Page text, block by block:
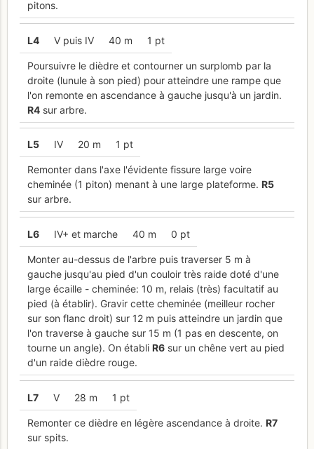
pitons.
L4 V puis IV 40 m 1 pt
Poursuivre le dièdre et contourner un surplomb par la
droite (lunule à son pied) pour atteindre une rampe que
l'on remonte en ascendance à gauche jusqu'à un jardin.
R4sur arbre.
L5 IV 20 m 1 pt
Remonter dans l'axe l'évidente fissure large voire
cheminée (1 piton) menant à une large plateforme. R5
sur arbre.
L6 IV+ et marche 40 m 0 pt
Monter au-dessus de l'arbre puis traverser 5 m à
gauche jusqu'au pied d'un couloir très raide doté d'une
large écaille - cheminée: 10 m, relais (très) facultatif au
pied (à établir). Gravir cette cheminée (meilleur rocher
sur son flanc droit) sur 12 m puis atteindre un jardin que
l'on traverse à gauche sur 15 m (1 pas en descente, on
tourne un angle). On établi R6sur un chêne vert au pied
d'un raide dièdre rouge.
L7 V 28 m 1 pt
Remonter ce dièdre en légère ascendance à droite. R7
sur spits.